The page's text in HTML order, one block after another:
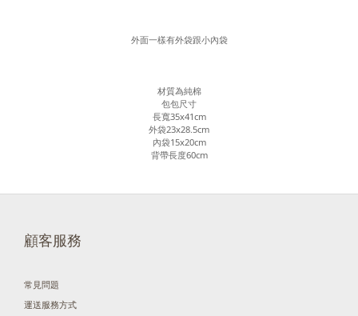
外面一樣有外袋跟小內袋
材質為純棉
包包尺寸
長寬35x41cm
外袋23x28.5cm
內袋15x20cm
背帶長度60cm
顧客服務
常見問題
運送服務方式